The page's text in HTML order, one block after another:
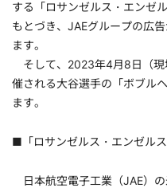
する「ロサンゼルス・エンゼ
もとづき、JAEグループの広
ます。
そして、2023年4月8日（現
催される大谷選手の「ボブル
ます。
■「ロサンゼルス・エンゼル
日本航空電子工業（JAE）